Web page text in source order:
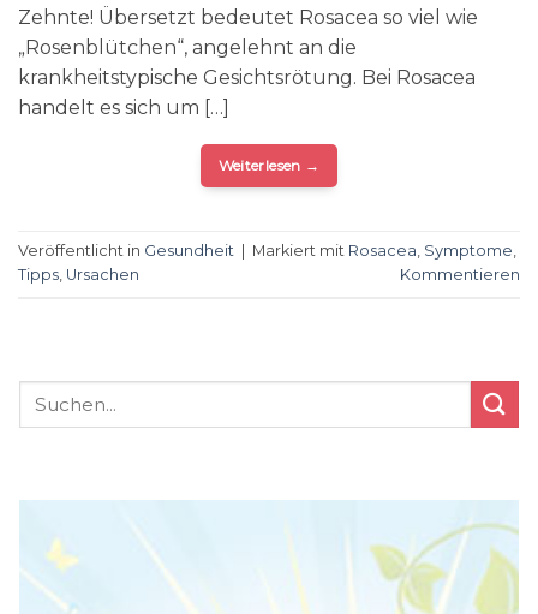
Zehnte! Übersetzt bedeutet Rosacea so viel wie
„Rosenblütchen“, angelehnt an die
krankheitstypische Gesichtsrötung. Bei Rosacea
handelt es sich um […]
Weiterlesen →
Veröffentlicht in Gesundheit Markiert mit Rosacea Symptome
Tipps Ursachen Kommentieren